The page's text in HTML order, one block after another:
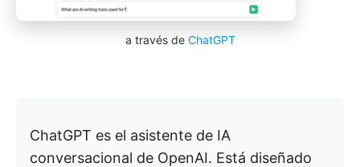
a través de ChatGPT
ChatGPT es el asistente de IA
conversacional de OpenAI. Está diseñado